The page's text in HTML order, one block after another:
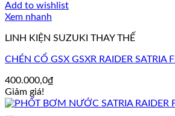
Add to wishlist
Xem nhanh
LINH KIỆN SUZUKI THAY THẾ
CHÉN CỔ GSX GSXR RAIDER SATRIA FI
400.000,0₫
Giảm giá!